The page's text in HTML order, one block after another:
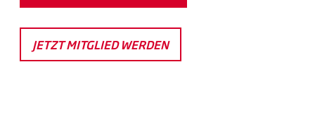
JETZT MITGLIED WERDEN